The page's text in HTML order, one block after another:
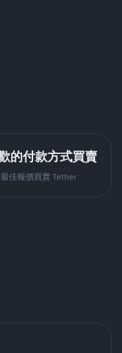
的付款方式買賣
佳報價買賣 Tether